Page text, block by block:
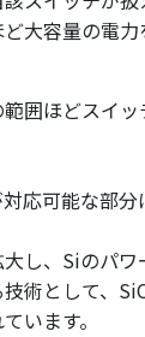
大容量の電
囲ほどスイ
応可能な部
し、Siのパ
術として、
います。